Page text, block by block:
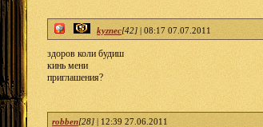
kyznec[42] | 08:17 07.07.2011
здоров коли будиш
кинь мени
приглашения?
robben[28] | 12:39 27.06.2011